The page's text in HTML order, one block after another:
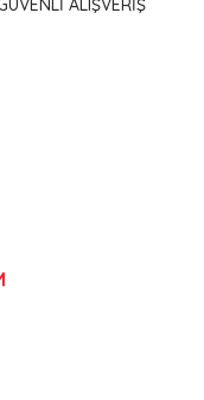
ALIŞVERİŞ